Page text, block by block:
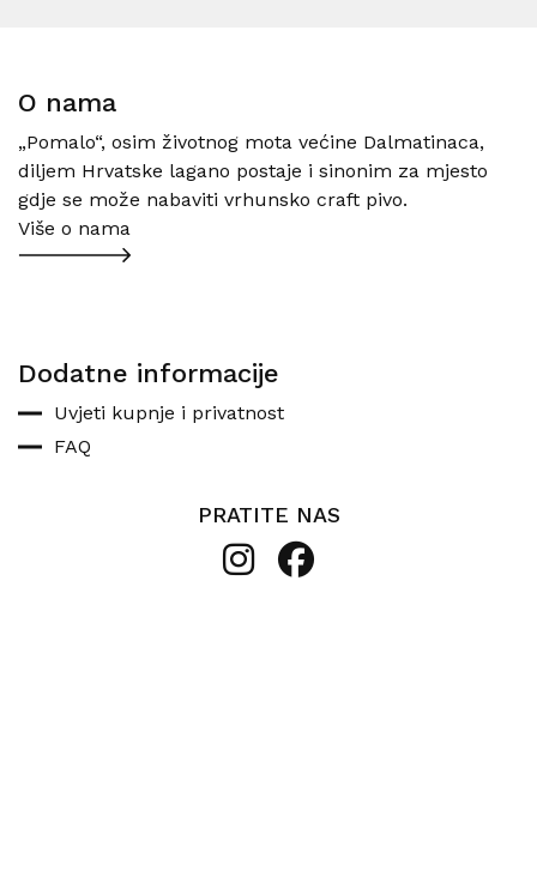
O nama
„Pomalo“, osim životnog mota većine Dalmatinaca,
diljem Hrvatske lagano postaje i sinonim za mjesto
gdje se može nabaviti vrhunsko craft pivo.
Više o nama
Dodatne informacije
Uvjeti kupnje i privatnost
FAQ
PRATITE NAS